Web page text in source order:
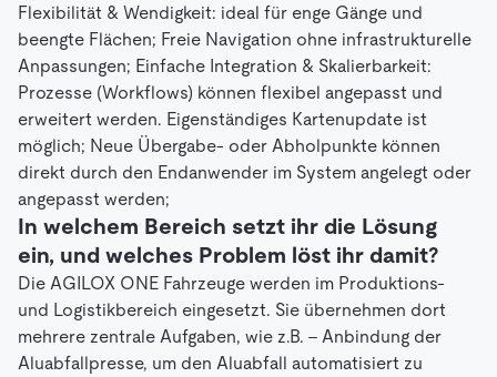
Flexibilität & Wendigkeit: ideal für enge Gänge und
beengte Flächen; Freie Navigation ohne infrastrukturelle
Anpassungen; Einfache Integration & Skalierbarkeit:
Prozesse (Workflows) können flexibel angepasst und
erweitert werden. Eigenständiges Kartenupdate ist
möglich; Neue Übergabe- oder Abholpunkte können
direkt durch den Endanwender im System angelegt oder
angepasst werden;
In welchem Bereich setzt ihr die Lösung
ein, und welches Problem löst ihr damit?
Die AGILOX ONE Fahrzeuge werden im Produktions-
und Logistikbereich eingesetzt. Sie übernehmen dort
mehrere zentrale Aufgaben, wie z.B. - Anbindung der
Aluabfallpresse, um den Aluabfall automatisiert zu